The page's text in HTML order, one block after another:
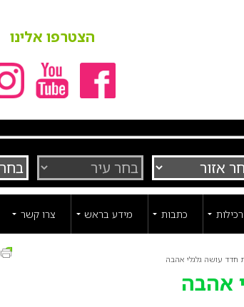
הצטרפו אלינו
רכילות כתבות מידע בראש צרו קשר
חדד עושה גלגלי אהבה
אהבה